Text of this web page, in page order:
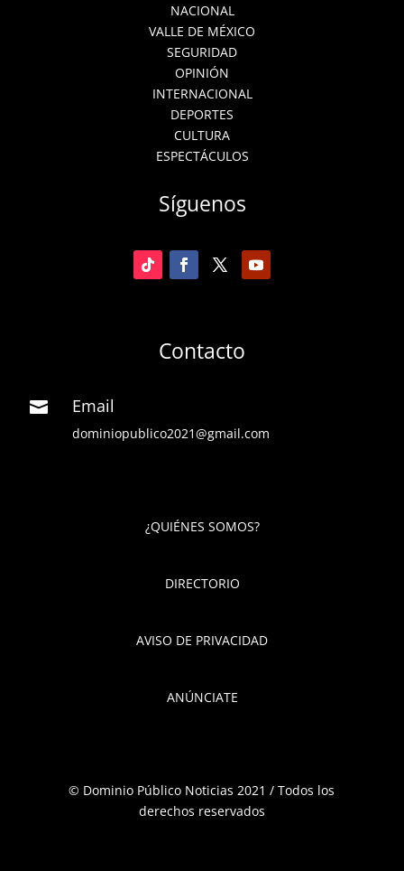
NACIONAL
VALLE DE MÉXICO
SEGURIDAD
OPINIÓN
INTERNACIONAL
DEPORTES
CULTURA
ESPECTÁCULOS
Síguenos
Contacto
 Email
dominiopublico2021@gmail.com
¿QUIÉNES SOMOS?
DIRECTORIO
AVISO DE PRIVACIDAD
ANÚNCIATE
© Dominio Público Noticias 2021 / Todos los
derechos reservados